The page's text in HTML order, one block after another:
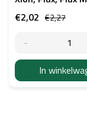
€2,27
€2,02
In